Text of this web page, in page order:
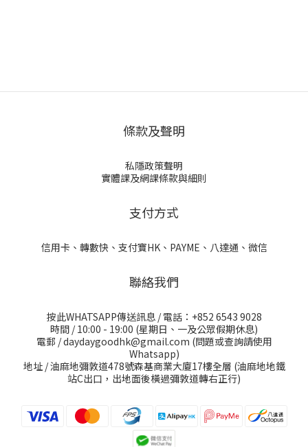
條款及聲明
私隱政策聲明
實體課及網課條款與細則
支付方式
信用卡、轉數快、支付寶HK、PAYME、八達通、微信
聯絡我們
按此WHATSAPP傳送訊息/ 電話：+852 6543 9028
時間 / 10:00 - 19:00 (星期日、一及公眾假期休息)
電郵 / daydaygoodhk@gmail.com (問題或查詢請使用
Whatsapp)
地址 / 油麻地彌敦道478號森基商業大廈17樓全層 (油麻地地鐵
站C出口，出地面後橫過彌敦道轉右正行)